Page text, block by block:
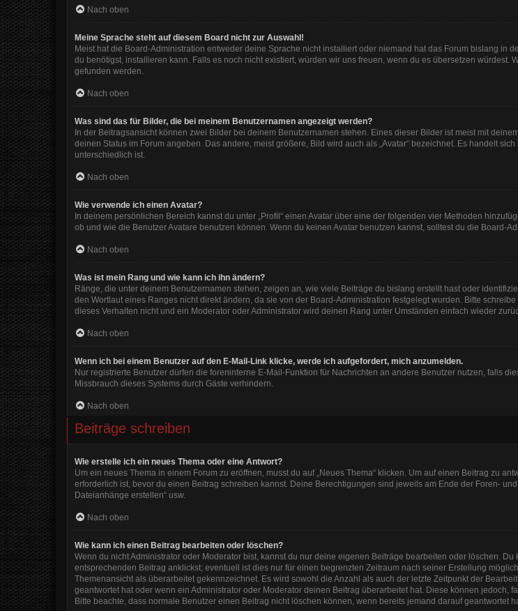
Nach oben
Meine Sprache steht auf diesem Board nicht zur Auswahl!
Meist hat die Board-Administration entweder deine Sprache nicht installiert oder niemand hat das Forum bislang in
du benötigst, installieren kann. Falls es noch nicht existiert, würden wir uns freuen, wenn du es übersetzen würdest.
gefunden werden.
Nach oben
Was sind das für Bilder, die bei meinem Benutzernamen angezeigt werden?
In der Beitragsansicht können zwei Bilder bei deinem Benutzernamen stehen. Eines dieser Bilder ist meist mit
deinen Status im Forum angeben. Das andere, meist größere, Bild wird auch als „Avatar“ bezeichnet. Es handelt
unterschiedlich ist.
Nach oben
Wie verwende ich einen Avatar?
In deinem persönlichen Bereich kannst du unter „Profil“ einen Avatar über eine der folgenden vier Methoden
ob und wie die Benutzer Avatare benutzen können. Wenn du keinen Avatar benutzen kannst, solltest du die Board-
Nach oben
Was ist mein Rang und wie kann ich ihn ändern?
Ränge, die unter deinem Benutzernamen stehen, zeigen an, wie viele Beiträge du bislang erstellt hast oder
den Wortlaut eines Ranges nicht direkt ändern, da sie von der Board-Administration festgelegt wurden. Bitte
dieses Verhalten nicht und ein Moderator oder Administrator wird deinen Rang unter Umständen einfach wieder
Nach oben
Wenn ich bei einem Benutzer auf den E-Mail-Link klicke, werde ich aufgefordert, mich anzumelden.
Nur registrierte Benutzer dürfen die foreninterne E-Mail-Funktion für Nachrichten an andere Benutzer nutzen, falls
Missbrauch dieses Systems durch Gäste verhindern.
Nach oben
Beiträge schreiben
Wie erstelle ich ein neues Thema oder eine Antwort?
Um ein neues Thema in einem Forum zu eröffnen, musst du auf „Neues Thema“ klicken. Um auf einen Beitrag zu
erforderlich ist, bevor du einen Beitrag schreiben kannst. Deine Berechtigungen sind jeweils am Ende der Foren-
Dateianhänge erstellen“ usw.
Nach oben
Wie kann ich einen Beitrag bearbeiten oder löschen?
Wenn du nicht Administrator oder Moderator bist, kannst du nur deine eigenen Beiträge bearbeiten oder löschen.
entsprechenden Beitrag anklickst; eventuell ist dies nur für einen begrenzten Zeitraum nach seiner Erstellung
Themenansicht als überarbeitet gekennzeichnet. Es wird sowohl die Anzahl als auch der letzte Zeitpunkt der
geantwortet hat oder wenn ein Administrator oder Moderator deinen Beitrag überarbeitet hat. Diese können jedoch,
Bitte beachte, dass normale Benutzer einen Beitrag nicht löschen können, wenn bereits jemand darauf geantwortet